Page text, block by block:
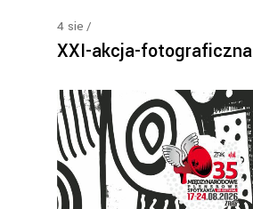
4 sie
XXI-akcja-fotograficzna